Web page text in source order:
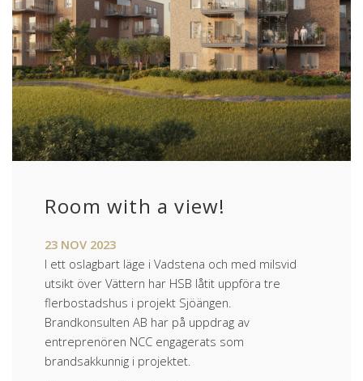
Room with a view!
23 NOV 2023
I ett oslagbart läge i Vadstena och med milsvid
utsikt över Vättern har HSB låtit uppföra tre
flerbostadshus i projekt Sjöängen.
Brandkonsulten AB har på uppdrag av
entreprenören NCC engagerats som
brandsakkunnig i projektet.